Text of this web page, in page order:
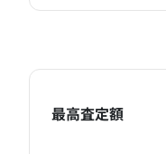
最高査定額